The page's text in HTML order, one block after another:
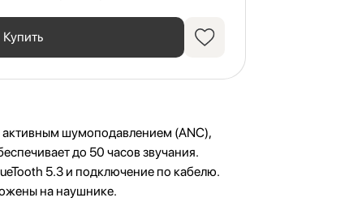
Купить
активным шумоподавлением (ANC),
до 50 часов звучания.
5.3 и подключение по кабелю.
на наушнике.